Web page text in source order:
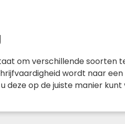
om verschillende
wordt naar
deze op de juiste manier